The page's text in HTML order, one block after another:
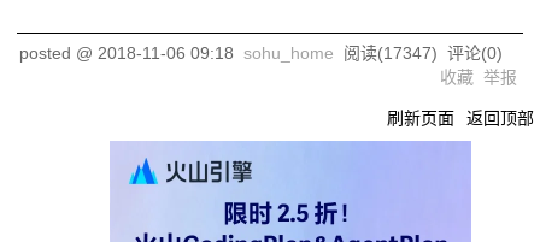
posted @ 2018-11-06 09:18 sohu_home 阅读(17347) 评论(0)
收藏 举报
刷新页面 返回顶部